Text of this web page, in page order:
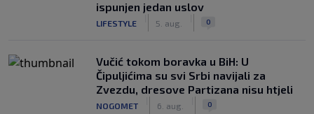
ispunjen jedan uslov
LIFESTYLE 5. aug. 0
Vučić tokom boravka u BiH: U
Čipuljićima su svi Srbi navijali za
Zvezdu, dresove Partizana nisu htjeli
NOGOMET 6. aug. 0